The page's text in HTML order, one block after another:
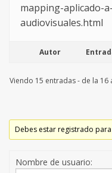
mapping-aplicado-
audiovisuales.html
Autor
Viendo 15 entradas - de la 16
Debes estar registrado
Nombre de usuario: